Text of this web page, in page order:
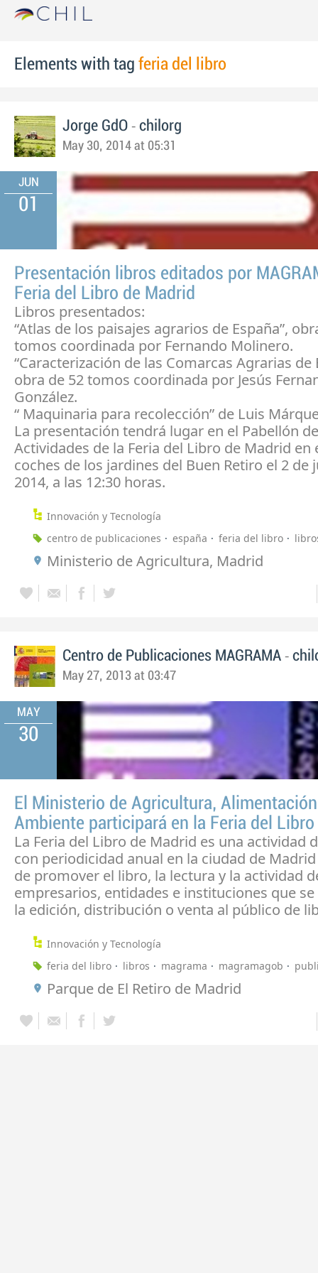
Elements with tag feria del libro
Jorge GdO - chilorg
May 30, 2014 at 05:31
JUN
01
Presentación libros editados por
Feria del Libro de Madrid
Libros presentados:
“Atlas de los paisajes agrarios de España”,
tomos coordinada por Fernando Molinero.
“Caracterización de las Comarcas Agrarias de
obra de 52 tomos coordinada por Jesús
González.
“ Maquinaria para recolección” de Luis
La presentación tendrá lugar en el Pabellón de
Actividades de la Feria del Libro de Madrid en
coches de los jardines del Buen Retiro el 2 de
2014, a las 12:30 horas.
Innovación y Tecnología
centro de publicaciones
españa feria del libro
Ministerio de Agricultura, Madrid
Centro de Publicaciones MAGRAMA -
May 27, 2013 at 03:47
MAY
30
El Ministerio de Agricultura,
Ambiente participará en la Feria del
La Feria del Libro de Madrid es una actividad
con periodicidad anual en la ciudad de
de promover el libro, la lectura y la actividad
empresarios, entidades e instituciones que
la edición, distribución o venta al público de
Innovación y Tecnología
feria del libro
libros magrama magramagob
Parque de El Retiro de Madrid